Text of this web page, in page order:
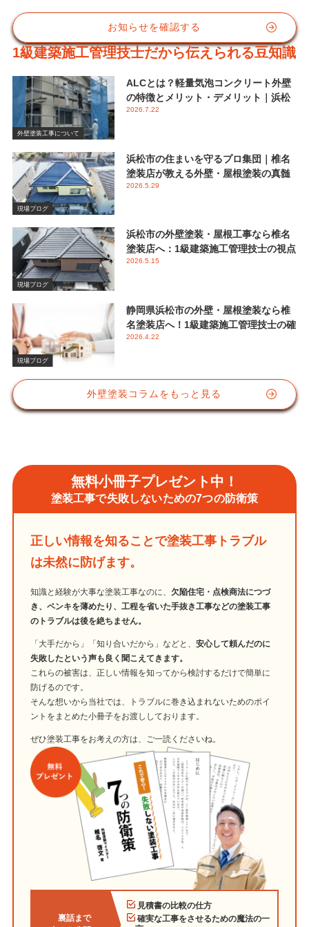
お知らせを確認する
1級建築施工管理技士だから伝えられる豆知識
外壁塗装工事について
ALCとは？軽量気泡コンクリート外壁
の特徴とメリット・デメリット｜浜松
市 椎名塗装店
2026.7.22
現場ブログ
浜松市の住まいを守るプロ集団｜椎名
塗装店が教える外壁・屋根塗装の真髄
と失敗しない業者選び
2026.5.29
現場ブログ
浜松市の外壁塗装・屋根工事なら椎名
塗装店へ：1級建築施工管理技士の視点
で伝える後悔しないメンテナンス
2026.5.15
現場ブログ
静岡県浜松市の外壁・屋根塗装なら椎
名塗装店へ！1級建築施工管理技士の確
かな視点と屋根塗装におけるシリコン
2026.4.22
外壁塗装コラムをもっと見る
無料小冊子プレゼント中！
塗装工事で失敗しないための7つの防衛策
正しい情報を知ることで塗装工事トラブル
は未然に防げます。
知識と経験が大事な塗装工事なのに、 欠陥住宅・点検商法につづ
き、ペンキを薄めたり、工程を省いた手抜き工事などの塗装工事
のトラブルは後を絶ちません。
「大手だから」「知り合いだから」などと、安心して頼んだのに
失敗したという声も良く聞こえてきます。
これらの被害は、正しい情報を知ってから検討するだけで簡単に
防げるのです。
そんな想いから当社では、トラブルに巻き込まれないためのポイ
ントをまとめた小冊子をお渡ししております。
ぜひ塗装工事をお考えの方は、ご一読くださいね。
裏話まで
見積書の比較の仕方
確実な工事をさせるための魔法の一